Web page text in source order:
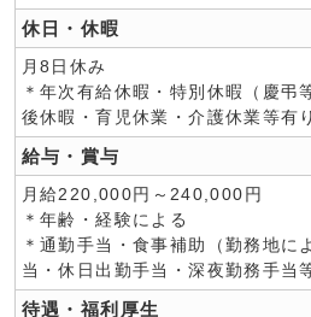
休日・休暇
月8日休み
＊年次有給休暇・特別休暇（慶弔
後休暇・育児休業・介護休業等有り
給与・賞与
月給220,000円～240,000円
＊年齢・経験による
＊通勤手当・食事補助（勤務地に
当・休日出勤手当・深夜勤務手当
待遇・福利厚生